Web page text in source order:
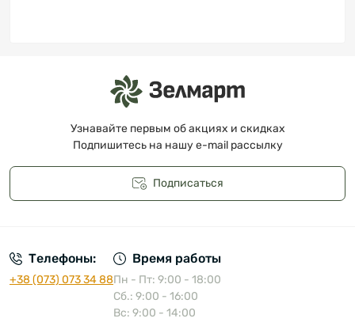
Узнавайте первым об акциях и скидках
Подпишитесь на нашу e-mail рассылку
Подписаться
Телефоны:
+38 (073) 073 34 88
Время работы
Пн - Пт: 9:00 - 18:00
Сб.: 9:00 - 16:00
Вс: 9:00 - 14:00